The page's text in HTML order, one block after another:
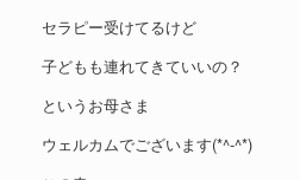
セラピー受けてるけど
子どもも連れてきていいの？
というお母さま
ウェルカムでございます(*^-^*)